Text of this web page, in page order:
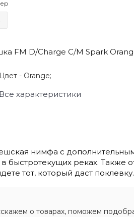
FM D/Charge C/M Spark
Цвет - Orange;
Все характеристики
нимфа с
реках. Также
тот, который даст
о товарах, поможем